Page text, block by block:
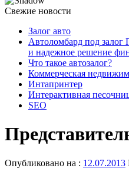
Свежие новости
Залог авто
Автоломбард под
и надежное решение
Что такое автозалог?
Коммерческая
Интапринтер
Интерактивная
SEO
Опубликовано на : 12.07.2013